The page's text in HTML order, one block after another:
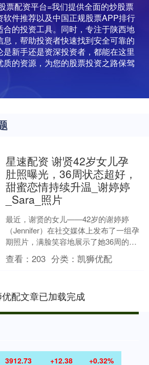
票配资平台=我们提供全面的炒股票
软件推荐以及中国正规股票APP排行
的投资工具。同时，专注于陕西地
息，帮助投资者快速找到安全可靠的
新手还是资深投资者，都能在这里
的资源，为您的股票投资之路保驾
星速配资 谢贤42岁女儿孕
肚照曝光，36周状态超好，
甜蜜恋情持续升温_谢婷婷
_Sara_照片
最近，谢贤的女儿——42岁的谢婷婷
（Jennifer）在社交媒体上发布了一组孕
期照片，满脸笑容地展示了她36周的孕
肚。她身穿简约的运动背心和短裤，侧
身自拍的样子....
查看：203 分类： 凯狮优配
配文章已加载完成
3912.73 +12.38 +0.32%